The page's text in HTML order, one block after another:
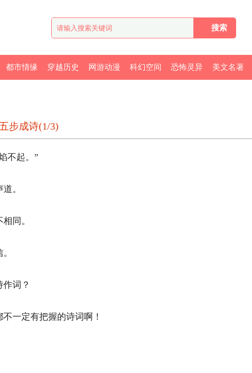
都市情缘 穿越历史 网游动漫 科幻空间 恐怖灵异 美文名著
步成诗(1/3)
不起。”
。
同。
词？
一定有把握的诗词啊！